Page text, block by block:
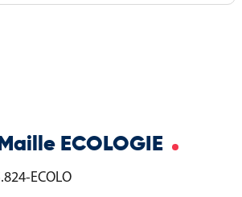
ECOLOGIE
ECOLO